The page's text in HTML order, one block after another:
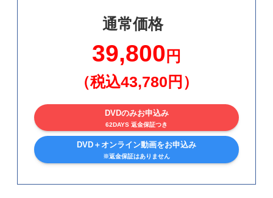
通常価格
39,800 円
（税込43,780円）
DVDのみお申込み
62DAYS 返金保証つき
DVD＋オンライン動画をお申込み
※返金保証はありません